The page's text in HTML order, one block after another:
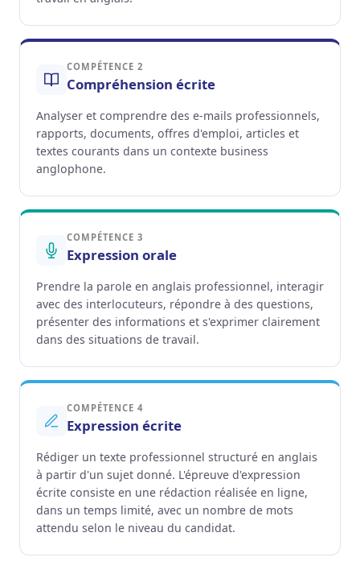
COMPÉTENCE 2
Compréhension écrite
Analyser et comprendre des e-mails professionnels,
rapports, documents, offres d'emploi, articles et
textes courants dans un contexte business
anglophone.
COMPÉTENCE 3
Expression orale
Prendre la parole en anglais professionnel, interagir
avec des interlocuteurs, répondre à des questions,
présenter des informations et s'exprimer clairement
dans des situations de travail.
COMPÉTENCE 4
Expression écrite
Rédiger un texte professionnel structuré en anglais
à partir d'un sujet donné. L'épreuve d'expression
écrite consiste en une rédaction réalisée en ligne,
dans un temps limité, avec un nombre de mots
attendu selon le niveau du candidat.